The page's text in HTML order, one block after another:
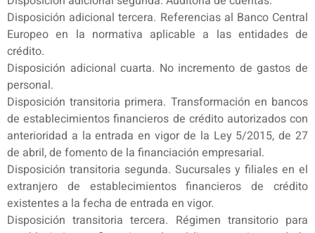
Disposición adicional tercera. Referencias al Banco Central
Europeo en la normativa aplicable a las entidades de
crédito.
Disposición adicional cuarta. No incremento de gastos de
personal.
Disposición transitoria primera. Transformación en bancos
de establecimientos financieros de crédito autorizados con
anterioridad a la entrada en vigor de la Ley 5/2015, de 27
de abril, de fomento de la financiación empresarial.
Disposición transitoria segunda. Sucursales y filiales en el
extranjero de establecimientos financieros de crédito
existentes a la fecha de entrada en vigor.
Disposición transitoria tercera. Régimen transitorio para